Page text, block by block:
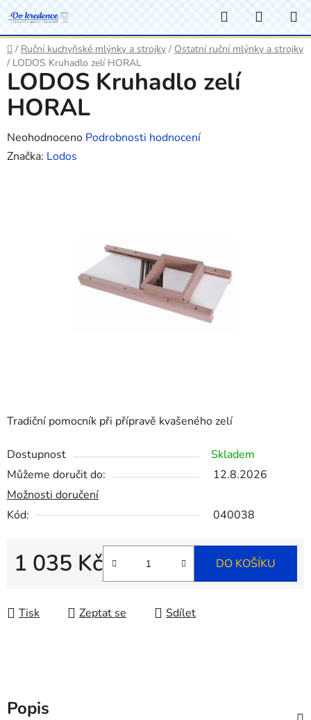
Přejít
na
obsah
Hledat
KOŠÍK
Domů
/ Ruční kuchyňské mlýnky a strojky / Ostatní ruční mlýnky a strojky
/ LODOS Kruhadlo zelí HORAL
Tradiční pomocník při přípravě kvašeného zelí
Dostupnost
Skladem
Můžeme doručit do:
12.8.2026
Možnosti doručení
Kód:
040038
1 035 Kč DO KOŠÍKU
Tisk Zeptat se Sdílet
LODOS Kruhadlo zelí
HORAL
Průměrné
hodnocení
Neohodnoceno Podrobnosti hodnocení
Značka: Lodos
Popis